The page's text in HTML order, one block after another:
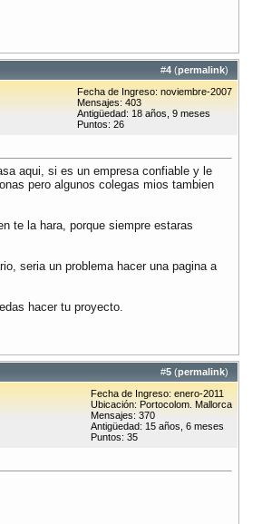
#4 (permalink)
Fecha de Ingreso: noviembre-2007
Mensajes: 403
Antigüedad: 18 años, 9 meses
Puntos: 26
aqui, si es un empresa confiable y le
pero algunos colegas mios tambien
te la hara, porque siempre estaras
seria un problema hacer una pagina a
hacer tu proyecto.
#5 (permalink)
Fecha de Ingreso: enero-2011
Ubicación: Portocolom. Mallorca
Mensajes: 370
Antigüedad: 15 años, 6 meses
Puntos: 35